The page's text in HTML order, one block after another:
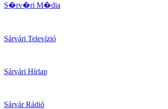
S�rv�ri M�dia
Sárvári Televízió
Sárvári Hírlap
Sárvár Rádió